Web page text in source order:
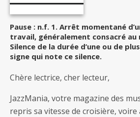
Pause : n.f. 1. Arrêt momentané
travail, généralement consacré au
Silence de la durée d’une ou de
signe qui note ce silence.
Chère lectrice, cher lecteur,
JazzMania, votre magazine des
repris sa vitesse de croisière, voire